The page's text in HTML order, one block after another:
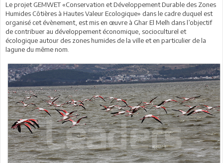
Le projet GEMWET «Conservation et Développement Durable des Zones
Humides Côtières à Hautes Valeur Ecologique» dans le cadre duquel est
organisé cet évènement, est mis en œuvre à Ghar El Melh dans l’objectif
de contribuer au développement économique, socioculturel et
écologique autour des zones humides de la ville et en particulier de la
lagune du même nom.